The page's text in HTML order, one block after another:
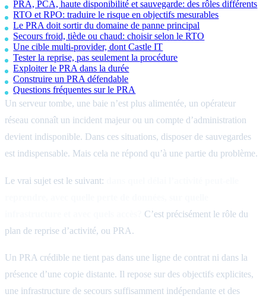
PRA, PCA, haute disponibilité et sauvegarde: des rôles différents
RTO et RPO: traduire le risque en objectifs mesurables
Le PRA doit sortir du domaine de panne principal
Secours froid, tiède ou chaud: choisir selon le RTO
Une cible multi-provider, dont Castle IT
Tester la reprise, pas seulement la procédure
Exploiter le PRA dans la durée
Construire un PRA défendable
Questions fréquentes sur le PRA
Un serveur tombe, une baie n’est plus alimentée, un opérateur
réseau connaît un incident majeur ou un compte d’administration
devient indisponible. Dans ces situations, disposer de sauvegardes
est indispensable. Mais cela ne répond qu’à une partie du problème.
Le vrai sujet est le suivant:
C’est précisément le rôle du
plan de reprise d’activité, ou PRA.
Un PRA crédible ne tient pas dans une ligne de contrat ni dans la
présence d’une copie distante. Il repose sur des objectifs explicites,
une infrastructure de secours suffisamment indépendante et des